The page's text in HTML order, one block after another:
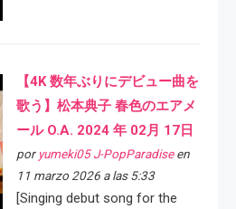
【4K 数年ぶりにデビュー曲を
歌う】松本典子 春色のエアメ
ール O.A. 2024 年 02月 17日
por yumeki05 J-PopParadiseen
11 marzo 2026 a las 5:33
[Singing debut song for the